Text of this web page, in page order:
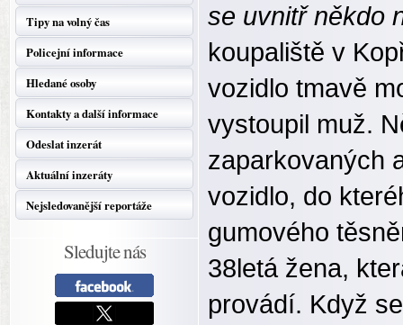
Tipy na volný čas
Policejní informace
Hledané osoby
Kontakty a další informace
Odeslat inzerát
Aktuální inzeráty
Nejsledovanější reportáže
Sledujte nás
se uvnitř někdo
koupaliště v
vozidlo tmavě
vystoupil muž.
zaparkovaných
vozidlo, do
gumového
38letá žena,
provádí. Když